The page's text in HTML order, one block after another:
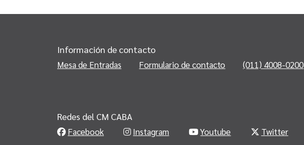
Información de contacto
Mesa de Entradas Formulario de contacto (011) 4008-0200
Redes del CM CABA
Facebook Instagram Youtube Twitter